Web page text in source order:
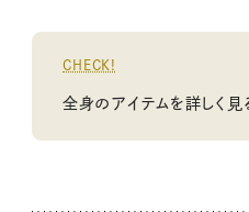
CHECK!
全身のアイテムを詳しく見